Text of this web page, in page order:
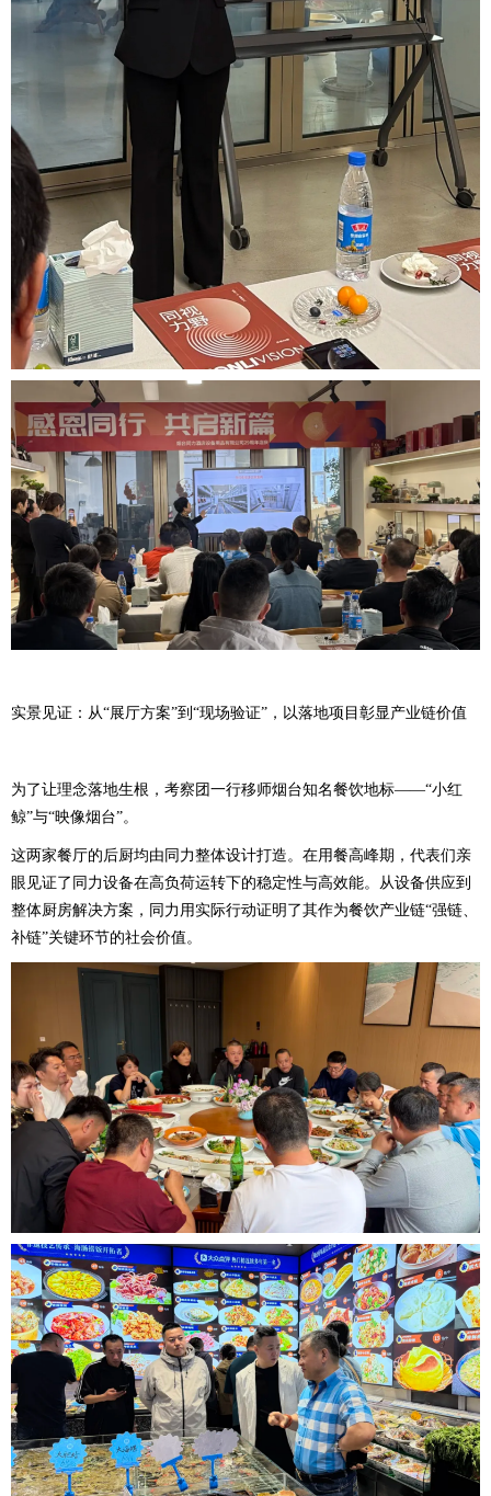
实景见证：从“展厅方案”到“现场验证”，以落地项目彰显产业链价值
为了让理念落地生根，考察团一行移师烟台知名餐饮地标——“小红
鲸”与“映像烟台”。
这两家餐厅的后厨均由同力整体设计打造。在用餐高峰期，代表们亲
眼见证了同力设备在高负荷运转下的稳定性与高效能。从设备供应到
整体厨房解决方案，同力用实际行动证明了其作为餐饮产业链“强链、
补链”关键环节的社会价值。